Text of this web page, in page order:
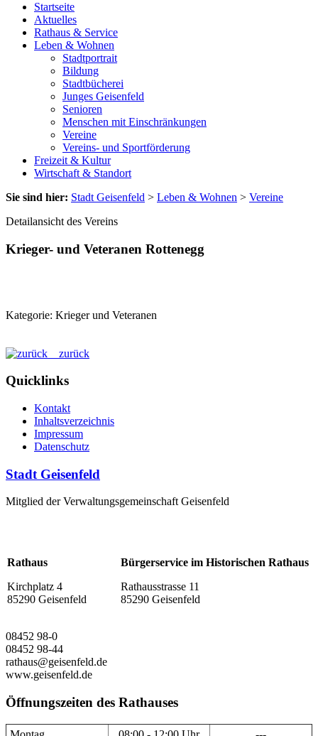
Startseite
Aktuelles
Rathaus & Service
Leben & Wohnen
Stadtportrait
Bildung
Stadtbücherei
Junges Geisenfeld
Senioren
Menschen mit Einschränkungen
Vereine
Vereins- und Sportförderung
Freizeit & Kultur
Wirtschaft & Standort
Sie sind hier: Stadt Geisenfeld > Leben & Wohnen > Vereine
Detailansicht des Vereins
Krieger- und Veteranen Rottenegg
Kategorie: Krieger und Veteranen
zurück
Quicklinks
Kontakt
Inhaltsverzeichnis
Impressum
Datenschutz
Stadt Geisenfeld
Mitglied der Verwaltungsgemeinschaft Geisenfeld
Rathaus
Kirchplatz 4
85290 Geisenfeld
Bürgerservice im Historischen Rathaus
Rathausstrasse 11
85290 Geisenfeld
08452 98-0
08452 98-44
rathaus@geisenfeld.de
www.geisenfeld.de
Öffnungszeiten des Rathauses